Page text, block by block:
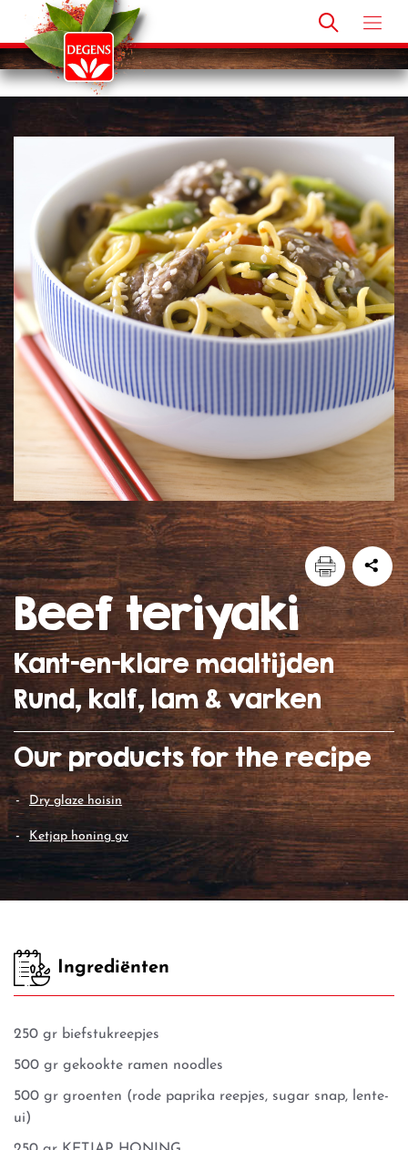
beef teriyaki
Kant-en-klare maaltijden
Rund, kalf, lam & varken
Our products for the recipe
dry glaze hoisin
ketjap honing gv
Ingrediënten
250 gr biefstukreepjes
500 gr gekookte ramen noodles
500 gr groenten (rode paprika reepjes, sugar snap, lente-
ui)